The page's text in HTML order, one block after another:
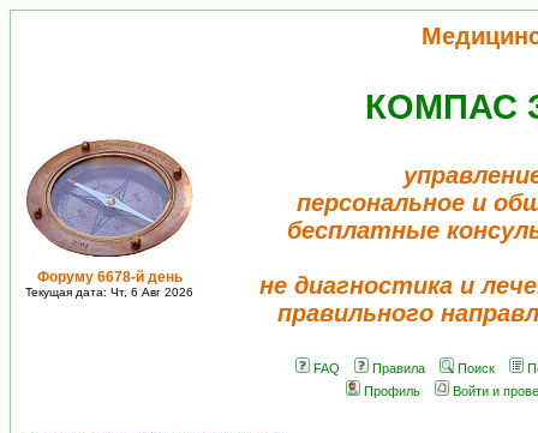
Форуму 6678-й день
Текущая дата: Чт, 6 Авг 2026
КОМПАС
персональное и
бесплатные
не диагностика и
правильного
FAQ Правила Поиск
Профиль
Войти и